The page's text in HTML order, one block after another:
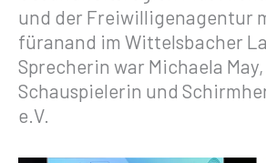
und der Freiwilligenagentur
füranand im Wittelsbacher
Sprecherin war Michaela May,
Schauspielerin und
e.V.